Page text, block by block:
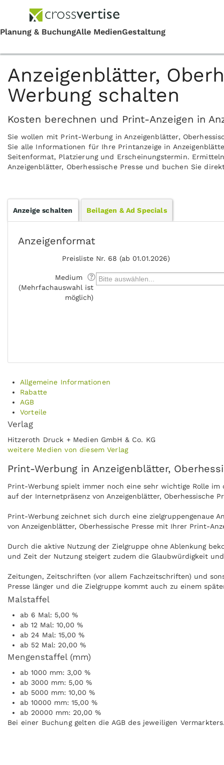
Anzeigenblätter,
Werbung schalten
Kosten berechnen und Print-Anzeigen in
Sie wollen mit Print-Werbung in Anzeigenblätter,
Sie alle Informationen für Ihre Printanzeige in
Seitenformat, Platzierung und Erscheinungstermin.
Anzeigenblätter, Oberhessische Presse und buchen Sie
Anzeige schalten Beilagen & Ad Specials
Anzeigenformat
Preisliste Nr. 68 (ab 01.01.2026)
Medium
(Mehrfachauswahl ist
möglich)
Allgemeine Informationen
Rabatte
AGB
Vorteile
Verlag
Hitzeroth Druck + Medien GmbH & Co. KG
weitere Medien von diesem Verlag
Print-Werbung in Anzeigenblätter,
Print-Werbung spielt immer noch eine sehr wichtige Rolle
auf der Internetpräsenz von Anzeigenblätter,
Print-Werbung zeichnet sich durch eine zielgruppengenaue
von Anzeigenblätter, Oberhessische Presse mit Ihrer Print-
Durch die aktive Nutzung der Zielgruppe ohne Ablenkung
und Zeit der Nutzung steigert zudem die Glaubwürdigkeit
Zeitungen, Zeitschriften (vor allem Fachzeitschriften) und
Presse länger und die Zielgruppe kommt auch zu einem
Anzeigenblätter, Oberhessische Presse kann ohne Internet
Malstaffel
ab 6 Mal: 5,00 %
ab 12 Mal: 10,00 %
ab 24 Mal: 15,00 %
ab 52 Mal: 20,00 %
Mengenstaffel (mm)
ab 1000 mm: 3,00 %
ab 3000 mm: 5,00 %
ab 5000 mm: 10,00 %
ab 10000 mm: 15,00 %
ab 20000 mm: 20,00 %
Bei einer Buchung gelten die AGB des jeweiligen